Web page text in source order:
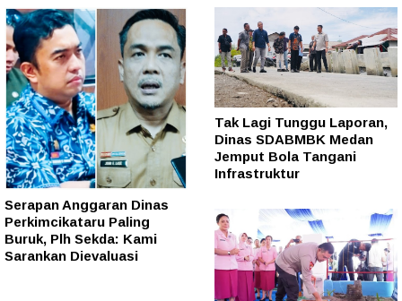
Serapan Anggaran Dinas
Perkimcikataru Paling
Buruk, Plh Sekda: Kami
Sarankan Dievaluasi
Tak Lagi Tunggu Laporan,
Dinas SDABMBK Medan
Jemput Bola Tangani
Infrastruktur